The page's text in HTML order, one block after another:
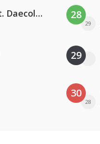
Hugel x Topic x Arash feat. Daecolm 28
29
29
30
28